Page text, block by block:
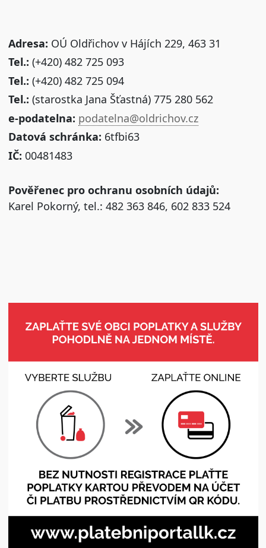
Adresa: OÚ Oldřichov v Hájích 229, 463 31
Tel.: (+420) 482 725 093
Tel.: (+420) 482 725 094
Tel.: (starostka Jana Šťastná) 775 280 562
e-podatelna: podatelna@oldrichov.cz
Datová schránka: 6tfbi63
IČ: 00481483
Pověřenec pro ochranu osobních údajů:
Karel Pokorný, tel.: 482 363 846, 602 833 524